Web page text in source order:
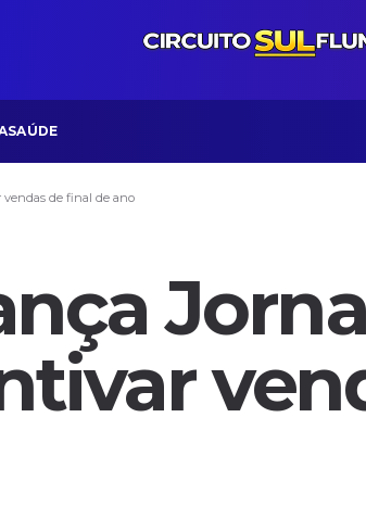
SAÚDE
vendas de final de ano